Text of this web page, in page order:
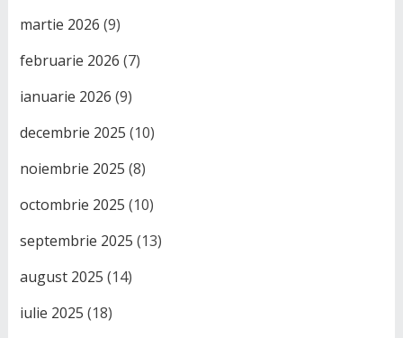
martie 2026 (9)
februarie 2026 (7)
ianuarie 2026 (9)
decembrie 2025 (10)
noiembrie 2025 (8)
octombrie 2025 (10)
septembrie 2025 (13)
august 2025 (14)
iulie 2025 (18)